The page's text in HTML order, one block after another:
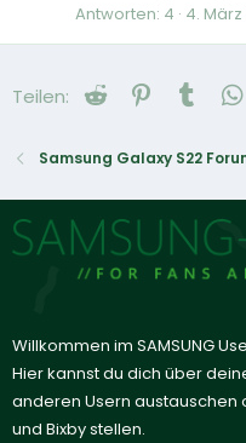
Antworten 4 4.
Teilen: Reddit Pinterest
Samsung Galaxy S22
Willkommen im SAMSUNG
Hier kannst du dich über
anderen Usern austauschen
und Bixby stellen.